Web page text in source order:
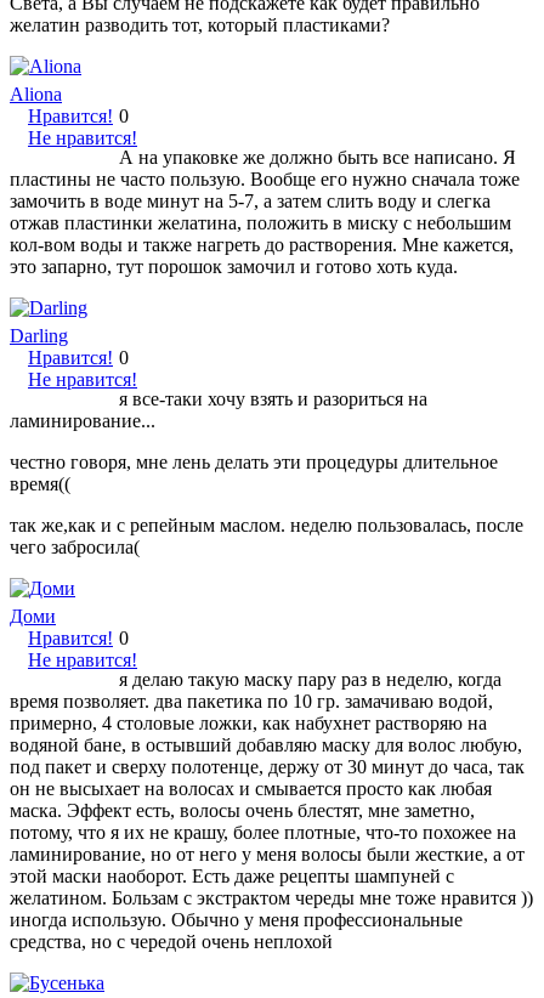
желатин разводить тот, который пластиками?
Aliona
Нравится!
Не нравится!
0
А на упаковке же должно быть все написано. Я
пластины не часто пользую. Вообще его нужно сначала тоже
замочить в воде минут на 5-7, а затем слить воду и слегка
отжав пластинки желатина, положить в миску с небольшим
кол-вом воды и также нагреть до растворения. Мне кажется,
это запарно, тут порошок замочил и готово хоть куда.
Darling
Нравится!
Не нравится!
0
я все-таки хочу взять и разориться на
ламинирование...
честно говоря, мне лень делать эти процедуры длительное
время((
так же,как и с репейным маслом. неделю пользовалась, после
чего забросила(
Доми
Нравится!
Не нравится!
0
я делаю такую маску пару раз в неделю, когда
время позволяет. два пакетика по 10 гр. замачиваю водой,
примерно, 4 столовые ложки, как набухнет растворяю на
водяной бане, в остывший добавляю маску для волос любую,
под пакет и сверху полотенце, держу от 30 минут до часа, так
он не высыхает на волосах и смывается просто как любая
маска. Эффект есть, волосы очень блестят, мне заметно,
потому, что я их не крашу, более плотные, что-то похожее на
ламинирование, но от него у меня волосы были жесткие, а от
этой маски наоборот. Есть даже рецепты шампуней с
желатином. Бользам с экстрактом череды мне тоже нравится ))
иногда использую. Обычно у меня профессиональные
средства, но с чередой очень неплохой